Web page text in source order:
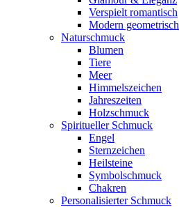
Verspielt romantisch
Modern geometrisch
Naturschmuck
Blumen
Tiere
Meer
Himmelszeichen
Jahreszeiten
Holzschmuck
Spiritueller Schmuck
Engel
Sternzeichen
Heilsteine
Symbolschmuck
Chakren
Personalisierter Schmuck